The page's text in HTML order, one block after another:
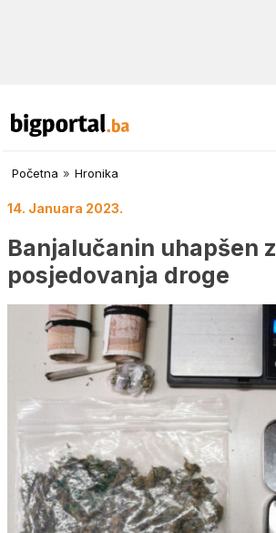
Početna » Hronika
14. Januara 2023.
Banjalučanin uhapšen
posjedovanja droge